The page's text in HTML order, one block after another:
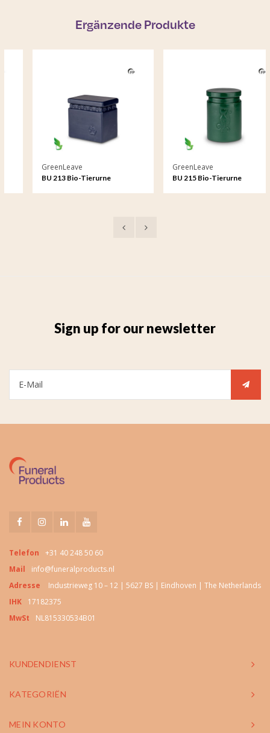
Ergänzende Produkte
GreenLeave
BU 213 Bio-Tierurne
GreenLeave
BU 215 Bio-Tierurne
Sign up for our newsletter
Telefon
+31 40 248 50 60
Mail
info@funeralproducts.nl
Adresse
Industrieweg 10 – 12 | 5627 BS | Eindhoven | The Netherlands
IHK
17182375
MwSt
NL815330534B01
KUNDENDIENST
KATEGORIËN
MEIN KONTO